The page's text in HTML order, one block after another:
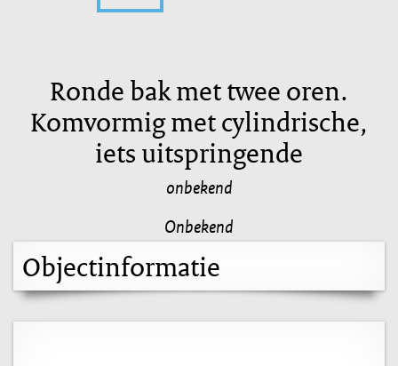
Ronde bak met twee oren.
Komvormig met cylindrische,
iets uitspringende
onbekend
Onbekend
Objectinformatie